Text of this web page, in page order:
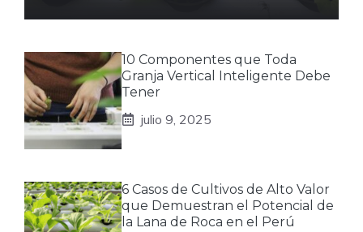
10 Componentes que Toda
Granja Vertical Inteligente Debe
Tener
julio 9, 2025
6 Casos de Cultivos de Alto Valor
que Demuestran el Potencial de
la Lana de Roca en el Perú